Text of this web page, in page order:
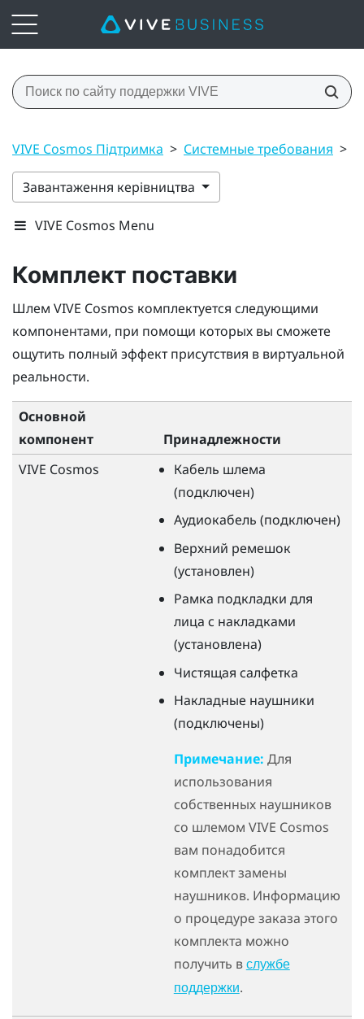
VIVE Cosmos Підтримка > Системные требования >
Завантаження керівництва
VIVE Cosmos Menu
Комплект поставки
Шлем VIVE Cosmos комплектуется следующими
компонентами, при помощи которых вы сможете
ощутить полный эффект присутствия в виртуальной
реальности.
Основной
компонент
Принадлежности
VIVE Cosmos
Кабель шлема
(подключен)
Аудиокабель (подключен)
Верхний ремешок
(установлен)
Рамка подкладки для
лица с накладками
(установлена)
Чистящая салфетка
Накладные наушники
(подключены)
Примечание: Для
использования
собственных наушников
со шлемом VIVE Cosmos
вам понадобится
комплект замены
наушников. Информацию
о процедуре заказа этого
комплекта можно
получить в службе
поддержки.